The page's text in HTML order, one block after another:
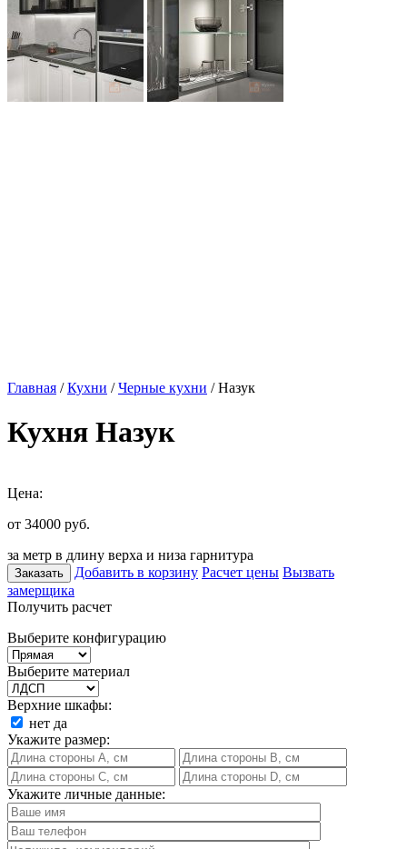
Главная /Кухни /Черные кухни / Назук
Кухня Назук
Цена:
от 34000 руб.
за метр в длину верха и низа гарнитура
Заказать Добавить в корзину Расчет цены Вызвать
замерщика
Получить расчет
Выберите конфигурацию
Выберите материал
Верхние шкафы:
нет да
Укажите размер:
Укажите личные данные: